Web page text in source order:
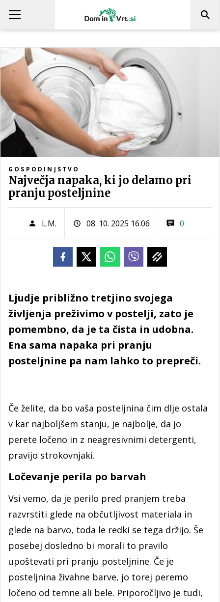
GOSPODINJSTVO
Največja napaka, ki jo delamo pri
pranju posteljnine
L.M. 08. 10. 2025 16.06 0
Ljudje približno tretjino svojega
življenja preživimo v postelji, zato je
pomembno, da je ta čista in udobna.
Ena sama napaka pri pranju
posteljnine pa nam lahko to prepreči.
Če želite, da bo vaša posteljnina čim dlje ostala
v kar najboljšem stanju, je najbolje, da jo
perete ločeno in z neagresivnimi detergenti,
pravijo strokovnjaki.
Ločevanje perila po barvah
Vsi vemo, da je perilo pred pranjem treba
razvrstiti glede na občutljivost materiala in
glede na barvo, toda le redki se tega držijo. Še
posebej dosledno bi morali to pravilo
upoštevati pri pranju posteljnine. Če je
posteljnina živahne barve, jo torej peremo
ločeno od temne ali bele. Priporočljivo je tudi,